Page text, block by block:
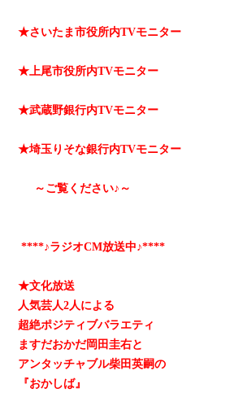
★さいたま市役所内TVモニター
★上尾市役所内TVモニター
★武蔵野銀行内TVモニター
★埼玉りそな銀行内TVモニター
～ご覧ください♪～
****♪ラジオCM放送中♪****
★文化放送
人気芸人2人による
超絶ポジティブバラエティ
ますだおかだ岡田圭右と
アンタッチャブル柴田英嗣の
『おかしば』